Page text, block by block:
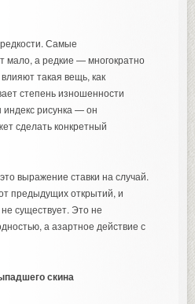
Самые
мало, а редкие — многократно
такая вещь, как
степень изношенности
индекс рисунка — он
сделать конкретный
выражение ставки на случай.
предыдущих открытий, и
существует. Это не
а азартное действие с
скина